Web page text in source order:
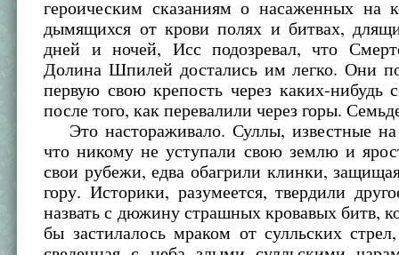
героическим сказаниям о насаженных на
дымящихся от крови полях и битвах,
дней и ночей, Исс подозревал, что
Долина Шпилей достались им легко. Они
первую свою крепость через каких-нибудь
после того, как перевалили через горы.
Это настораживало. Суллы, известные
что никому не уступали свою землю и
свои рубежи, едва обагрили клинки,
гору. Историки, разумеется, твердили
назвать с дюжину страшных кровавых битв,
бы застилалось мраком от сулльских